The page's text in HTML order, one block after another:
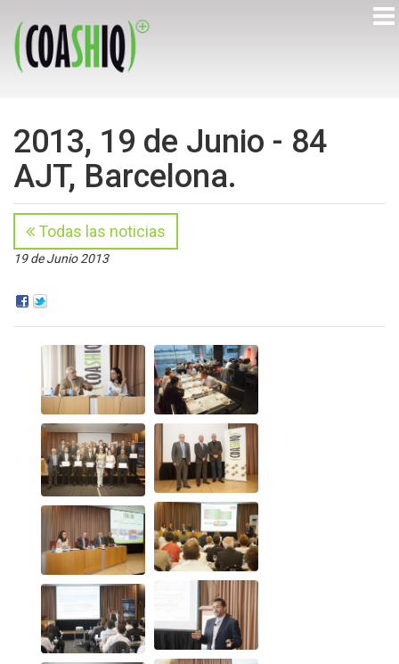
2013, 19 de Junio - 84
AJT, Barcelona.
Todas las noticias
19 de Junio 2013